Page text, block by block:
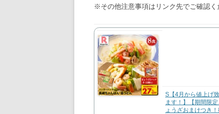
※その他注意事項はリンク先でご確認く
S【4月から値上げ
ます！】【期間限
ょうざおまけつき